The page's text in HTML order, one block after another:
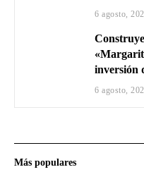
6 agosto,
inversión
6 agosto,
Más populares